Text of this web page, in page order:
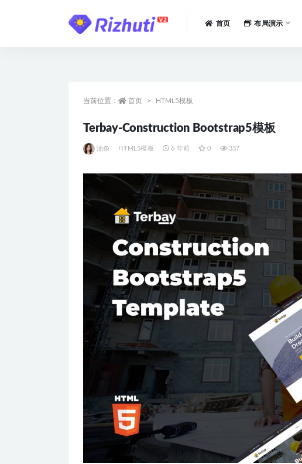
首页 布局演示
当前位置： 首页 HTML5模板
Terbay-Construction Bootstrap5模板
油条 HTML5模板 6 年前 0 337